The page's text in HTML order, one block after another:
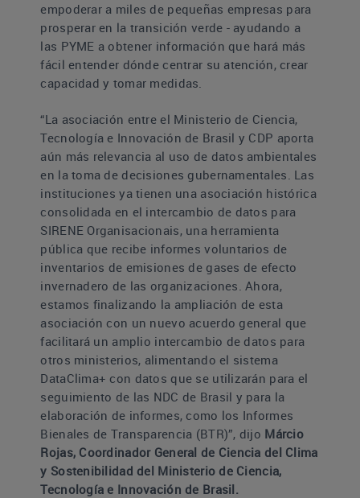
empoderar a miles de pequeñas empresas para
prosperar en la transición verde - ayudando a
las PYME a obtener información que hará más
fácil entender dónde centrar su atención, crear
capacidad y tomar medidas.
“La asociación entre el Ministerio de Ciencia,
Tecnología e Innovación de Brasil y CDP aporta
aún más relevancia al uso de datos ambientales
en la toma de decisiones gubernamentales. Las
instituciones ya tienen una asociación histórica
consolidada en el intercambio de datos para
SIRENE Organisacionais, una herramienta
pública que recibe informes voluntarios de
inventarios de emisiones de gases de efecto
invernadero de las organizaciones. Ahora,
estamos finalizando la ampliación de esta
asociación con un nuevo acuerdo general que
facilitará un amplio intercambio de datos para
otros ministerios, alimentando el sistema
DataClima+ con datos que se utilizarán para el
seguimiento de las NDC de Brasil y para la
elaboración de informes, como los Informes
Bienales de Transparencia (BTR)”, dijo Márcio
Rojas, Coordinador General de Ciencia del Clima
y Sostenibilidad del Ministerio de Ciencia,
Tecnología e Innovación de Brasil.